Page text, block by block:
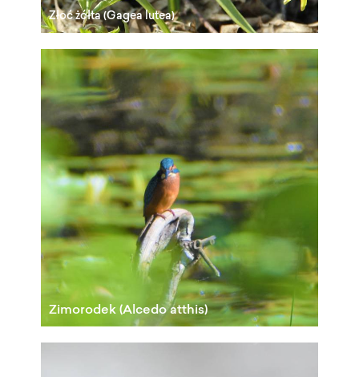
Złoć żółta (Gagea lutea)
Zimorodek (Alcedo atthis)